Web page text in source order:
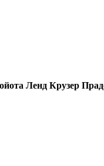
Ленд Крузер